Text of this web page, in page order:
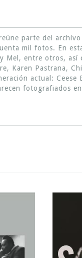
parte del
mil fotos. En
Mel, entre otros,
Karen Pastrana,
actual: Ceese
fotografiados